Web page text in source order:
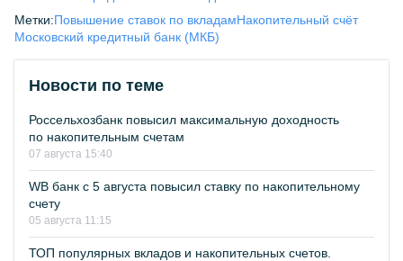
Метки:Повышение ставок по вкладамНакопительный счёт
Московский кредитный банк (МКБ)
Новости по теме
Россельхозбанк повысил максимальную доходность
по накопительным счетам
07 августа 15:40
WB банк с 5 августа повысил ставку по накопительному
счету
05 августа 11:15
ТОП популярных вкладов и накопительных счетов.